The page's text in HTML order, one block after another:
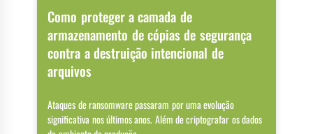
Como proteger a camada de
armazenamento de cópias de segurança
contra a destruição intencional de
arquivos
Ataques de ransomware passaram por uma evolução
significativa nos últimos anos. Além de criptografar os dados